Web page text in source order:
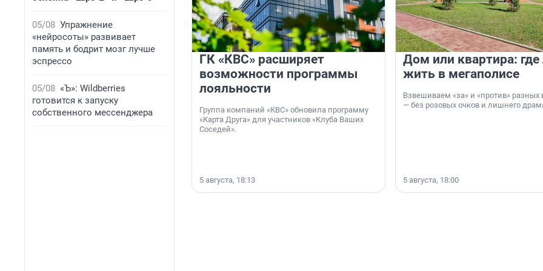
05/08 Упражнение
«нейросоты» развивает
память и бодрит мозг лучше
эспрессо
05/08 «Ъ»: Wildberries
готовится к запуску
собственного мессенджера
ГК «КВС» расширяет
возможности программы
лояльности
Группа компаний «КВС» обновила программу
«Карта Друга» для участников «Клуба Ваших
Соседей».
5 августа, 18:13
Дом или квартира:
жить в мегаполисе
Взвешиваем «за» и «против» разных
— без розовых очков и лишнего
5 августа, 18:00